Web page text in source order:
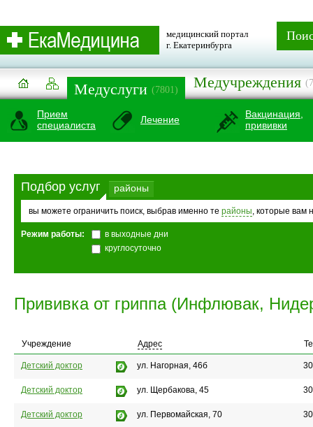
медицинский портал
г. Екатеринбурга
Медуслуги (7801) Медучреждения
Прием
специалиста
Лечение
Вакцинация,
прививки
Подбор услуг районы
вы можете ограничить поиск, выбрав именно те районы, которые вам
Режим работы:
в выходные дни
круглосуточно
Прививка от гриппа (Инфлювак,
Учреждение Адрес
Детский доктор ул. Нагорная, 46б
Детский доктор ул. Щербакова, 45
Детский доктор ул. Первомайская, 70